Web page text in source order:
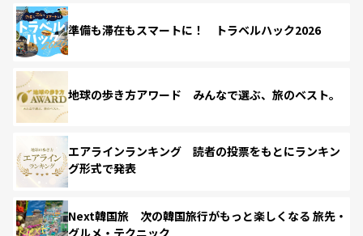
準備も滞在もスマートに！ トラベルハック2026
地球の歩き方アワード みんなで選ぶ、旅のベスト。
エアラインランキング 読者の投票をもとにランキン
グ形式で発表
Next韓国旅 次の韓国旅行がもっと楽しくなる 旅先・
グルメ・テクニック